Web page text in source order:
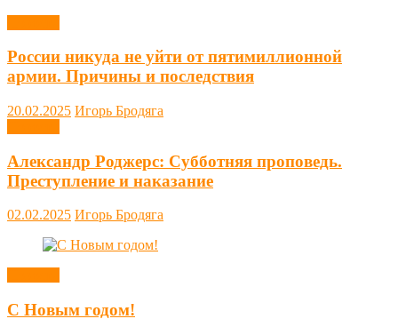
России никуда не уйти от пятимиллионной
армии. Причины и последствия
20.02.2025 Игорь Бродяга
Александр Роджерс: Субботняя проповедь.
Преступление и наказание
02.02.2025 Игорь Бродяга
С Новым годом!